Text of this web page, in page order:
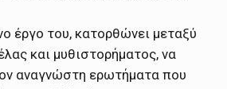
έργο του, κατορθώνει μεταξύ
και μυθιστορήματος, να
αναγνώστη ερωτήματα που